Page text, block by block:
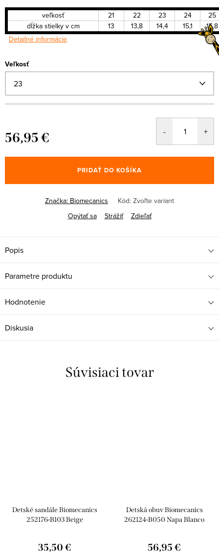
veľkosť 21 22 23 24
25
dĺžka stielky v cm
13 13,8 14,4 15,1
15,8
Detailné informácie
Veľkosť
56,95 €
cena:
PRIDAŤ DO KOŠÍKA
Značka: Biomecanics Kód: Zvoľte variant
Opýtať sa
Strážiť Zdieľať
Popis
Parametre produktu
Hodnotenie
Diskusia
Súvisiaci tovar
Detské sandále Biomecanics
252176-B103 Beige
35,50 €
Detská obuv Biomecanics
262124-B050 Napa Blanco
56,95 €